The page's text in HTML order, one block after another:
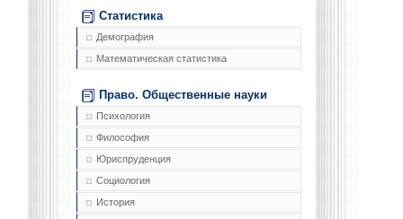
Статистика
Демография
Математическая статистика
Право. Общественные науки
Психология
Философия
Юриспруденция
Социология
История